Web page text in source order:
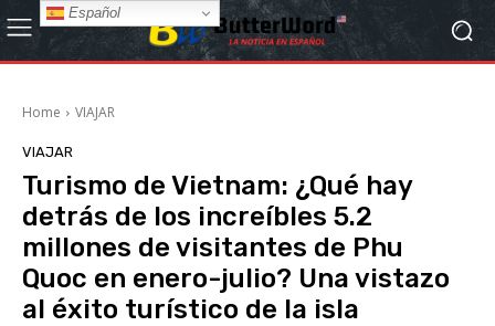
Home VIAJAR
VIAJAR
Turismo de Vietnam: ¿Qué hay
detrás de los increíbles 5.2
millones de visitantes de Phu
Quoc en enero-julio? Una vistazo
al éxito turístico de la isla
Español